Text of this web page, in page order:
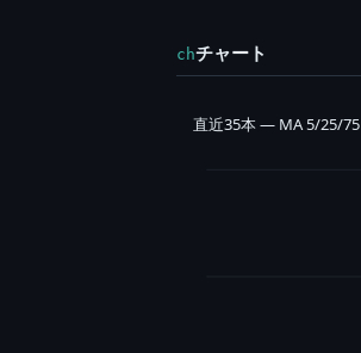
chチャート
直近35本 — MA 5/25/75